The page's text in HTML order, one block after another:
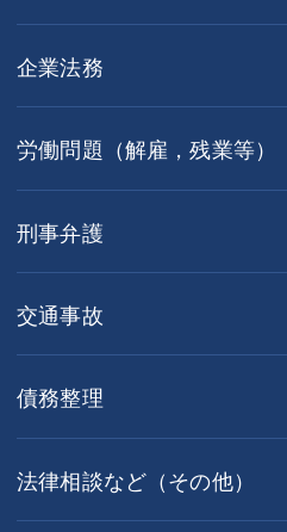
企業法務
労働問題（解雇，残業等）
刑事弁護
交通事故
債務整理
法律相談など（その他）